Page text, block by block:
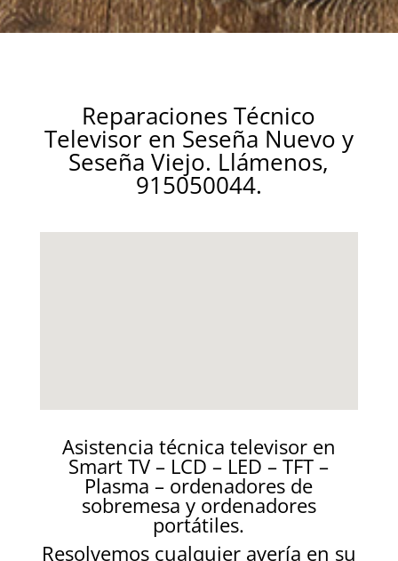
Reparaciones Técnico
Televisor en Seseña Nuevo y
Seseña Viejo. Llámenos,
915050044.
Asistencia técnica televisor en
Smart TV – LCD – LED – TFT –
Plasma – ordenadores de
sobremesa y ordenadores
portátiles.
Resolvemos cualquier avería en su